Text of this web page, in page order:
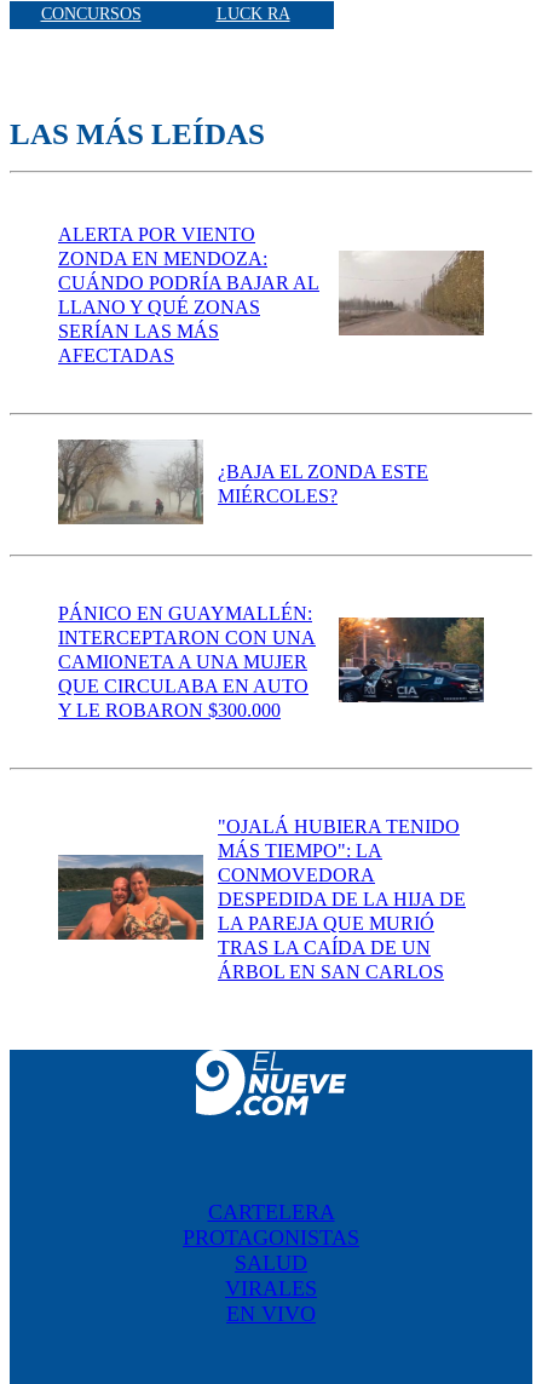
CONCURSOS LUCK RA
LAS MÁS LEÍDAS
ALERTA POR VIENTO
ZONDA EN MENDOZA:
CUÁNDO PODRÍA BAJAR AL
LLANO Y QUÉ ZONAS
SERÍAN LAS MÁS
AFECTADAS
¿BAJA EL ZONDA ESTE
MIÉRCOLES?
PÁNICO EN GUAYMALLÉN:
INTERCEPTARON CON UNA
CAMIONETA A UNA MUJER
QUE CIRCULABA EN AUTO
Y LE ROBARON $300.000
"OJALÁ HUBIERA TENIDO
MÁS TIEMPO": LA
CONMOVEDORA
DESPEDIDA DE LA HIJA DE
LA PAREJA QUE MURIÓ
TRAS LA CAÍDA DE UN
ÁRBOL EN SAN CARLOS
CARTELERA
PROTAGONISTAS
SALUD
VIRALES
EN VIVO